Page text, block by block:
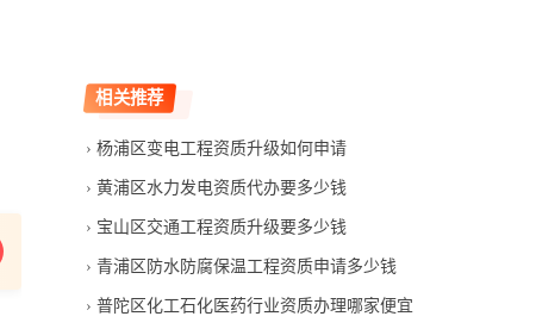
相关推荐
杨浦区变电工程资质升级如何申请
黄浦区水力发电资质代办要多少钱
宝山区交通工程资质升级要多少钱
青浦区防水防腐保温工程资质申请多少钱
普陀区化工石化医药行业资质办理哪家便宜